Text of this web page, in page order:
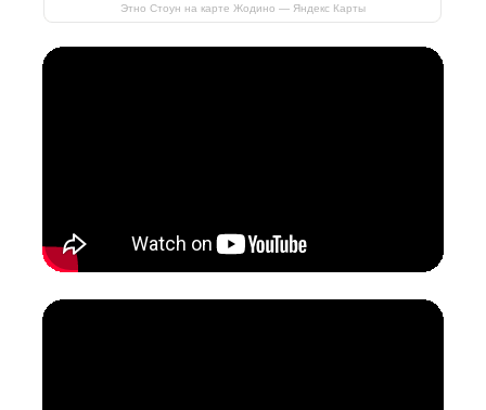
Этно Стоун на карте Жодино — Яндекс Карты